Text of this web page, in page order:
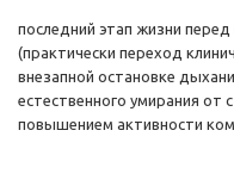
последний этап жизни
(практически переход
внезапной остановке
естественного умирания от
повышением активности